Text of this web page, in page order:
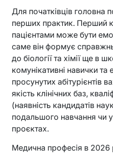
Для початківців головна
перших практик. Перший
пацієнтами може бути
саме він формує
до біології та хімії ще в
комунікативні навички та
просунутих абітурієнтів
якість клінічних баз,
(наявність кандидатів
подальшого навчання чи
проєктах.
Медична професія в